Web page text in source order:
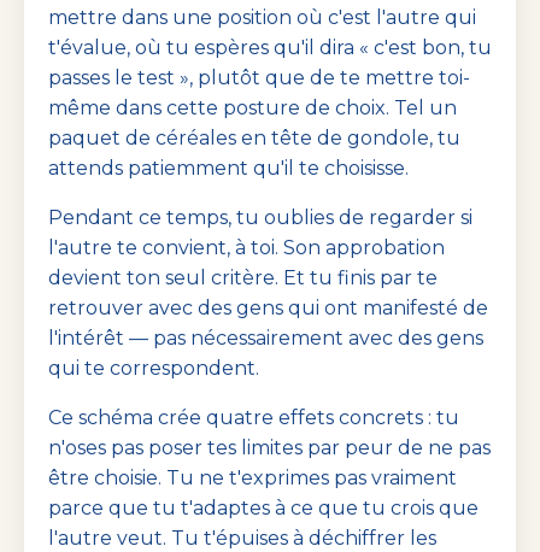
mettre dans une position où c'est l'autre qui
t'évalue, où tu espères qu'il dira « c'est bon, tu
passes le test », plutôt que de te mettre toi-
même dans cette posture de choix. Tel un
paquet de céréales en tête de gondole, tu
attends patiemment qu'il te choisisse.
Pendant ce temps, tu oublies de regarder si
l'autre te convient, à toi. Son approbation
devient ton seul critère. Et tu finis par te
retrouver avec des gens qui ont manifesté de
l'intérêt — pas nécessairement avec des gens
qui te correspondent.
Ce schéma crée quatre effets concrets : tu
n'oses pas poser tes limites par peur de ne pas
être choisie. Tu ne t'exprimes pas vraiment
parce que tu t'adaptes à ce que tu crois que
l'autre veut. Tu t'épuises à déchiffrer les